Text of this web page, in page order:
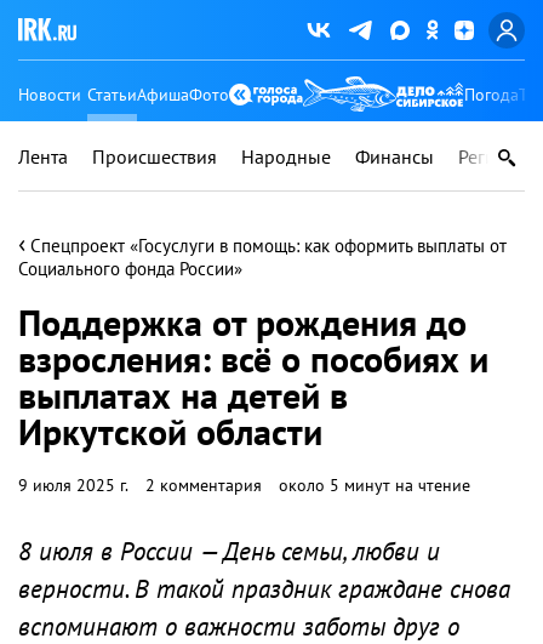
Новости СтатьиАфишаФото Погода
Лента Происшествия Народные Финансы Регионы
‹ Спецпроект «Госуслуги в помощь: как оформить выплаты от
Социального фонда России»
Поддержка от рождения до
взросления: всё о пособиях и
выплатах на детей в
Иркутской области
9 июля 2025 г. 2 комментария около 5 минут на чтение
8 июля в России — День семьи, любви и
верности. В такой праздник граждане снова
вспоминают о важности заботы друг о